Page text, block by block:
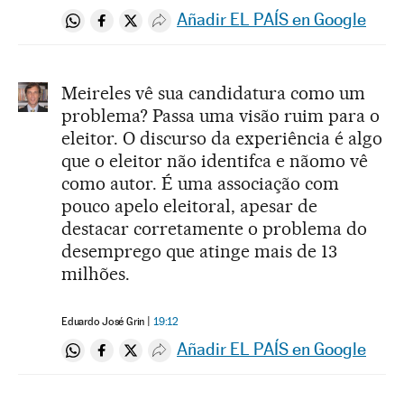
Compartir en Whatsapp
Compartir en Facebook
Compartir en Twitter
Desplegar Redes Sociales
Añadir EL PAÍS en Google
Meireles vê sua candidatura como um
problema? Passa uma visão ruim para o
eleitor. O discurso da experiência é algo
que o eleitor não identifca e nãomo vê
como autor. É uma associação com
pouco apelo eleitoral, apesar de
destacar corretamente o problema do
desemprego que atinge mais de 13
milhões.
Eduardo José Grin 19:12
Compartir en Whatsapp
Compartir en Facebook
Compartir en Twitter
Desplegar Redes Sociales
Añadir EL PAÍS en Google